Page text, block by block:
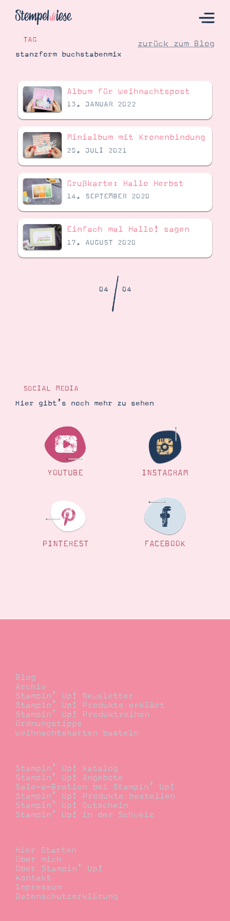
Hier Starten
Katalog
Bestellen
Kontakt
Angebote
Demonstrator werden
Blog
Gutscheine
Über Stampin’ Up!
TAG
stanzform buchstabenmix
zurück zum Blog
Album für Weihnachtspost
13. JANUAR 2022
Minialbum mit Kronenbindung
25. JULI 2021
Grußkarte: Hallo Herbst
14. SEPTEMBER 2020
Einfach mal Hallo! sagen
17. AUGUST 2020
04/04
SOCIAL MEDIA
Hier gibt’s noch mehr zu sehen
YOUTUBE INSTAGRAM
PINTEREST FACEBOOK
Blog
Archiv
Stampin’ Up! Newsletter
Stampin’ Up! Produkte erklärt
Stampin’ Up! Produktreihen
Ordnungstipps
Weihnachtskarten basteln
Stampin’ Up! Katalog
Stampin’ Up! Angebote
Sale-a-Bration bei Stampin’ Up!
Stampin’ Up! Produkte bestellen
Stampin’ Up! Gutschein
Stampin’ Up! in der Schweiz
Hier Starten
Über mich
Über Stampin’ Up!
Kontakt
Impressum
Datenschutzerklärung